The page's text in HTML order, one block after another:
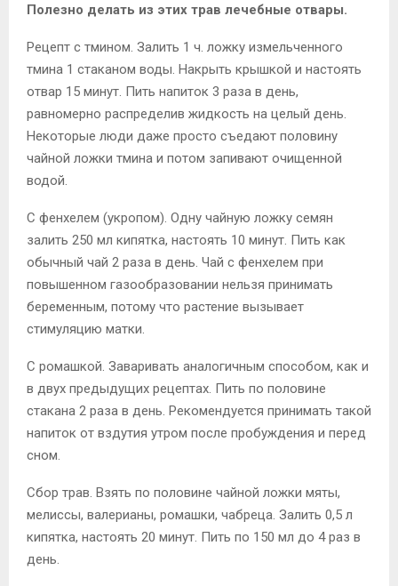
Полезно делать из этих трав лечебные отвары.
Рецепт с тмином. Залить 1 ч. ложку измельченного
тмина 1 стаканом воды. Накрыть крышкой и настоять
отвар 15 минут. Пить напиток 3 раза в день,
равномерно распределив жидкость на целый день.
Некоторые люди даже просто съедают половину
чайной ложки тмина и потом запивают очищенной
водой.
С фенхелем (укропом). Одну чайную ложку семян
залить 250 мл кипятка, настоять 10 минут. Пить как
обычный чай 2 раза в день. Чай с фенхелем при
повышенном газообразовании нельзя принимать
беременным, потому что растение вызывает
стимуляцию матки.
С ромашкой. Заваривать аналогичным способом, как и
в двух предыдущих рецептах. Пить по половине
стакана 2 раза в день. Рекомендуется принимать такой
напиток от вздутия утром после пробуждения и перед
сном.
Сбор трав. Взять по половине чайной ложки мяты,
мелиссы, валерианы, ромашки, чабреца. Залить 0,5 л
кипятка, настоять 20 минут. Пить по 150 мл до 4 раз в
день.